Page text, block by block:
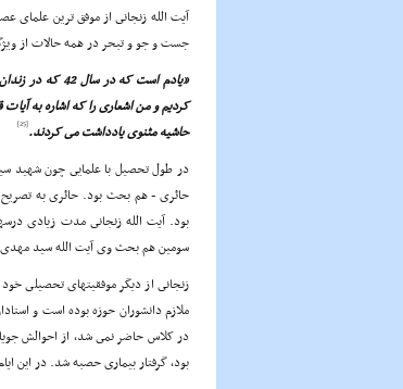
آیت الله زنجانى از موفق ترین علماى
جست و جو و تبحر در همه حالات از
«یادم است که
کردیم و من اشعارى را که اشاره به
حاشیه مثنوى یادداشت مى کردند.[25]
در طول تحصیل با علمایى چون شهید
حائرى - هم بحث بود. حائرى به تصریح
بود. آیت الله زنجانى مدت زیادى
سومین هم بحث وى آیت الله سید مهدى
زنجانى از دیگر موفقیتهاى تحصیلى
ملازم دانشوران حوزه بوده است و
در کلاس حاضر نمى شد، از احوالش
بود، گرفتار بیمارى حصبه شد. در این